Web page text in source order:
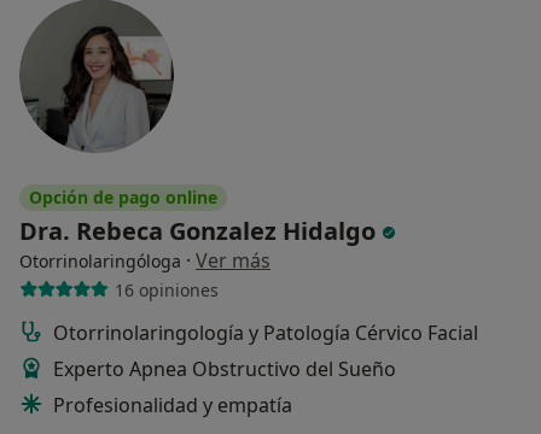
Opción de pago online
Dra. Rebeca Gonzalez Hidalgo
Otorrinolaringóloga · Ver más
16 opiniones
Otorrinolaringología y Patología Cérvico Facial
Experto Apnea Obstructivo del Sueño
Profesionalidad y empatía